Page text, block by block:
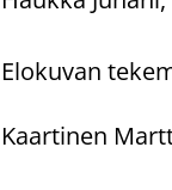
Elokuvan
Kaartinen